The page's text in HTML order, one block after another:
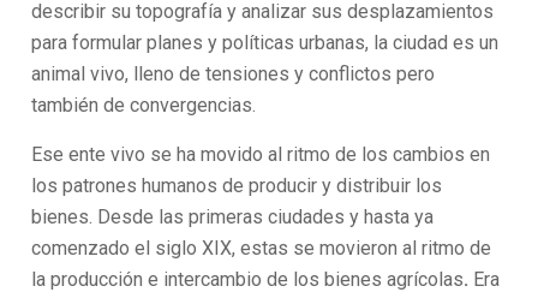
describir su topografía y analizar sus desplazamientos
para formular planes y políticas urbanas, la ciudad es un
animal vivo, lleno de tensiones y conflictos pero
también de convergencias.
Ese ente vivo se ha movido al ritmo de los cambios en
los patrones humanos de producir y distribuir los
bienes. Desde las primeras ciudades y hasta ya
comenzado el siglo XIX, estas se movieron al ritmo de
la producción e intercambio de los bienes agrícolas. Era